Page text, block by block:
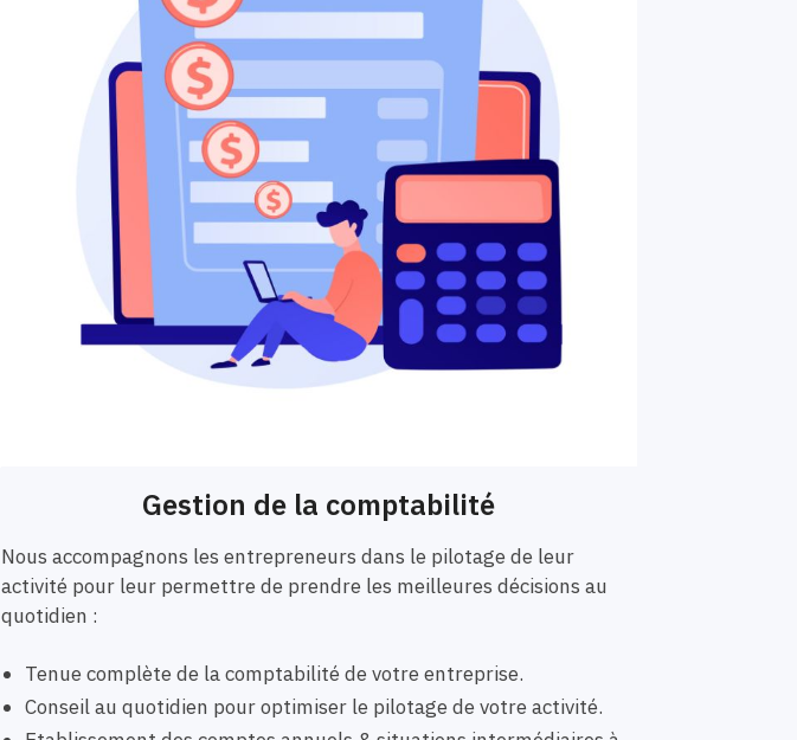
Gestion de la comptabilité
Nous accompagnons les entrepreneurs dans le pilotage de leur
activité pour leur permettre de prendre les meilleures décisions au
quotidien :
Tenue complète de la comptabilité de votre entreprise.
Conseil au quotidien pour optimiser le pilotage de votre activité.